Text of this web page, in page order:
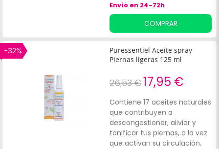
ecológicos de Niaouli (10ml),
Ciprés (10ml), Menta Piperita
(10ml) y Enebro (10ml), y 1
botella de aceite vegetal
ecológico de Almendras
Dulces (100ml). Estos aceites
solución para un masaje
desde los tobillos hasta las
rodillas.
Envío en 24-72h
COMPRAR
-32%
Puressentiel Aceite spray
Piernas ligeras 125 ml
26,53 €17,95 €
Contiene 17 aceites naturales
que contribuyen a
descongestionar, aliviar y
tonificar tus piernas, a la vez
que activan su circulación.